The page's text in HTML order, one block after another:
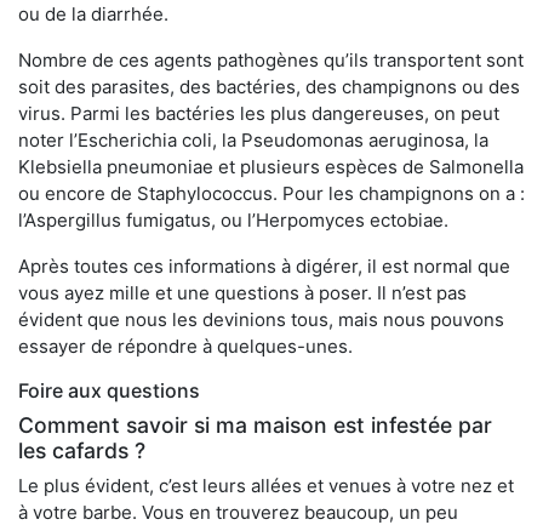
ou de la diarrhée.
Nombre de ces agents pathogènes qu’ils transportent sont
soit des parasites, des bactéries, des champignons ou des
virus. Parmi les bactéries les plus dangereuses, on peut
noter l’Escherichia coli, la Pseudomonas aeruginosa, la
Klebsiella pneumoniae et plusieurs espèces de Salmonella
ou encore de Staphylococcus. Pour les champignons on a :
l’Aspergillus fumigatus, ou l’Herpomyces ectobiae.
Après toutes ces informations à digérer, il est normal que
vous ayez mille et une questions à poser. Il n’est pas
évident que nous les devinions tous, mais nous pouvons
essayer de répondre à quelques-unes.
Foire aux questions
Comment savoir si ma maison est infestée par
les cafards ?
Le plus évident, c’est leurs allées et venues à votre nez et
à votre barbe. Vous en trouverez beaucoup, un peu